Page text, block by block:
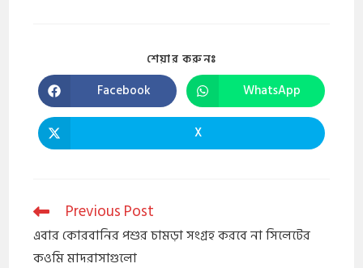
শেয়ার করুনঃ
Facebook WhatsApp
X
Previous Post
এবার কোরবানির পশুর চামড়া সংগ্রহ করবে না সিলেটের
কওমি মাদরাসাগুলো